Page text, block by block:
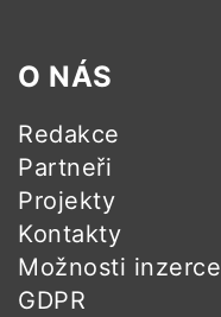
O NÁS
Redakce
Partneři
Projekty
Kontakty
Možnosti inzerce
GDPR